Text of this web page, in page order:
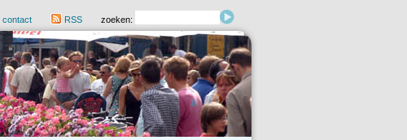
contact RSS zoeken: